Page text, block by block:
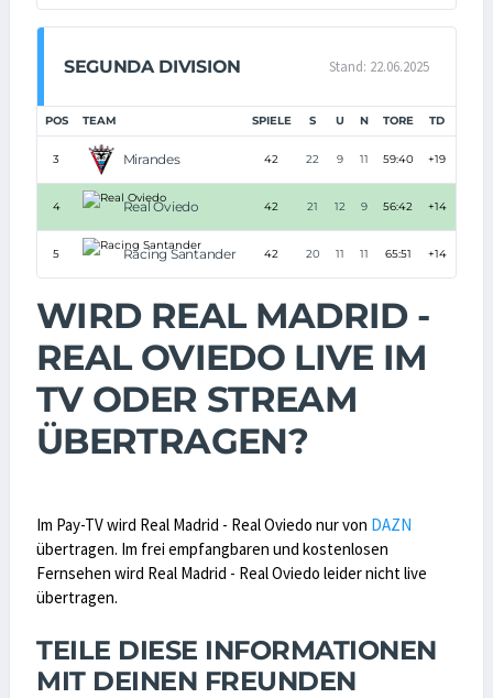
SEGUNDA DIVISION Stand: 22.06.2025
POS TEAM SPIELE S U N TORE TD
3 Mirandes 42 22 9 11 59:40 +19
4 Real Oviedo 42 21 12 9 56:42 +14
5 Racing Santander 42 20 11 11 65:51 +14
WIRD REAL MADRID -
REAL OVIEDO LIVE IM
TV ODER STREAM
ÜBERTRAGEN?
Im Pay-TV wird Real Madrid - Real Oviedo nur von DAZN
übertragen. Im frei empfangbaren und kostenlosen
Fernsehen wird Real Madrid - Real Oviedo leider nicht live
übertragen.
TEILE DIESE INFORMATIONEN
MIT DEINEN FREUNDEN